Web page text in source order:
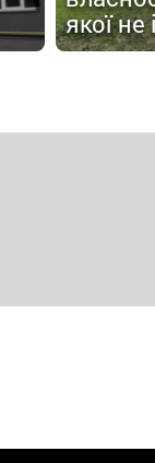
якої не